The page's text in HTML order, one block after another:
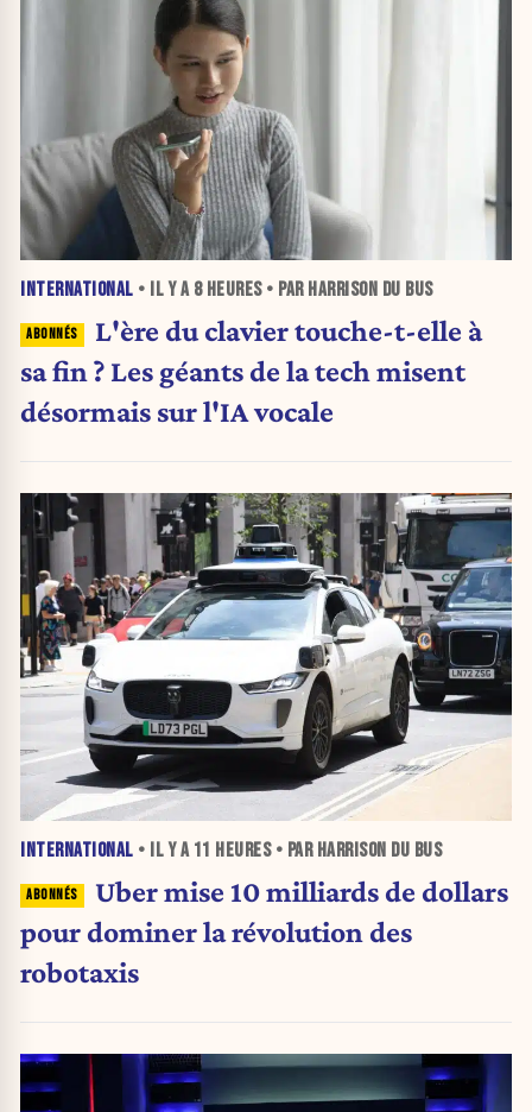
INTERNATIONAL • IL Y A 8 HEURES• PAR HARRISON DU BUS
L'ère du clavier touche-t-elle à
sa fin ? Les géants de la tech misent
désormais sur l'IA vocale
INTERNATIONAL • IL Y A 11 HEURES• PAR HARRISON DU BUS
Uber mise 10 milliards de dollars
pour dominer la révolution des
robotaxis